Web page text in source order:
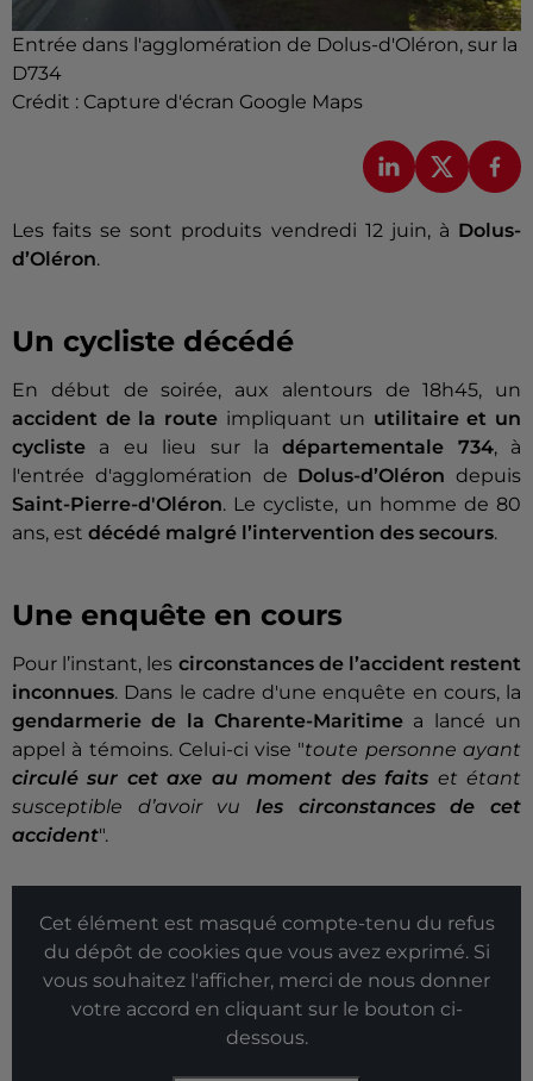
Entrée dans l'agglomération de Dolus-d'Oléron, sur la
D734
Crédit : Capture d'écran Google Maps
Les faits se sont produits vendredi 12 juin, à Dolus-
d’Oléron.
Un cycliste décédé
En début de soirée, aux alentours de 18h45, un
accident de la routeimpliquant un utilitaire et un
cycliste a eu lieu sur ladépartementale 734, à
l'entrée d'agglomération de Dolus-d’Oléron depuis
Saint-Pierre-d'Oléron. Le cycliste, un homme de 80
ans, est décédé malgré l’intervention des secours.
Une enquête en cours
Pour l’instant, les circonstances de l’accident restent
inconnues. Dans le cadre d'une enquête en cours, la
gendarmerie de la Charente-Maritime a lancé un
appel à témoins. Celui-ci vise "toute personne ayant
circulé sur cet axe au moment des faits et étant
susceptible d’avoir vu les circonstances de cet
accident".
Cet élément est masqué compte-tenu du refus
du dépôt de cookies que vous avez exprimé. Si
vous souhaitez l'afficher, merci de nous donner
votre accord en cliquant sur le bouton ci-
dessous.